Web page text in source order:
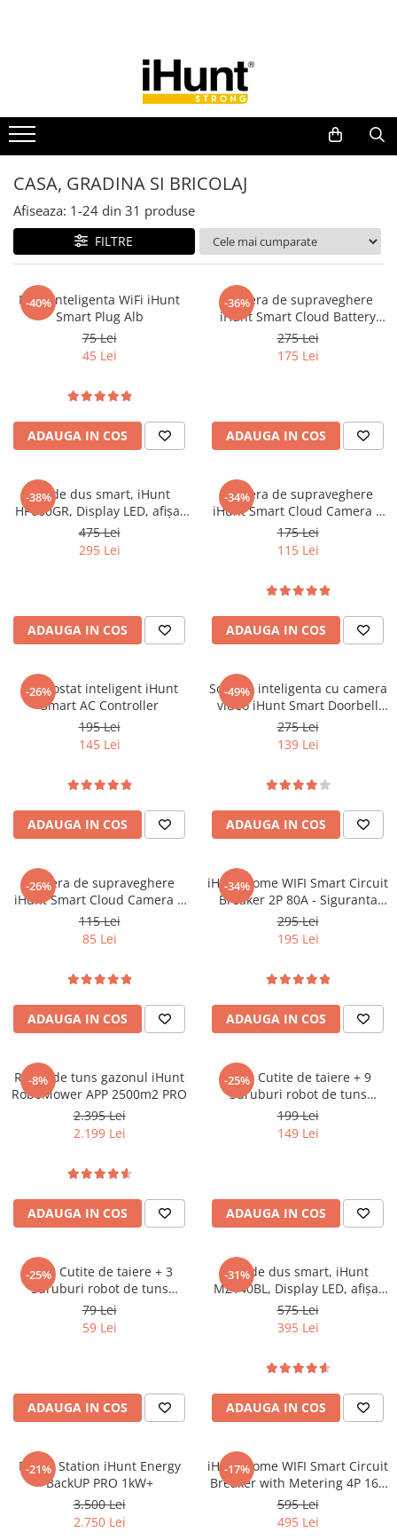
TELEFOANE & TABLETE IHUNT
Telefoane iHunt
Smartphone
Telefoane Butoane
Boxe Portabile
Casti Audio
Accesorii telefoane
Huse protectie
Smartwatch
Accesorii smartwatch
Aparate de Gătit
Oală sub Presiune
Slow Cooker
Gătit cu Aburi
Storcător
Deshidratoare
Friteuze Aer Cald / Air Fryer
Mașini de Spălat Vase
Roboți Curătenie
Roboți Geamuri
Roboți Gradină
Roboți Piscină
Uscătoare
Uscătoare Haine
Lăzi Frigorifice
INGRIJIRE PERSONALA
Uscătoare de Păr
Plăci de Îndreptat Părul
SPA
CASA, GRADINA SI BRICOLAJ
Sigurante inteligente
Climatizare
Purificatoare
Power Station
Utilaje gradina
Litiere Automate
ALTI PRODUCATORI
Telefoane Mobile Ulefone
Tablete Ulefone
Casti Audio Ulefone
Huse protectie Ulefone
CASA, GRADINA SI BRICOLAJ
Afiseaza: 1-24 din 31 produse
FILTRE
-40%
Priza inteligenta WiFi iHunt
Smart Plug Alb
75 Lei
45 Lei
ADAUGA IN COS
-36%
Camera de supraveghere
iHunt Smart Cloud Battery
Camera 9 PRO
275 Lei
175 Lei
ADAUGA IN COS
-38%
Set de dus smart, iHunt
HP060GR, Display LED, afișaj
digital, 4 moduri de curgere,
ajustabil
475 Lei
295 Lei
ADAUGA IN COS
-34%
Camera de supraveghere
iHunt Smart Cloud Camera 6
PTZ PRO
175 Lei
115 Lei
ADAUGA IN COS
-26%
Termostat inteligent iHunt
Smart AC Controller
195 Lei
145 Lei
ADAUGA IN COS
-49%
Sonerie inteligenta cu camera
video iHunt Smart Doorbell
WIFI Alb
275 Lei
139 Lei
ADAUGA IN COS
-26%
Camera de supraveghere
iHunt Smart Cloud Camera 3
PRO
115 Lei
85 Lei
ADAUGA IN COS
-34%
iHunt Home WIFI Smart Circuit
Breaker 2P 80A - Siguranta
automata inteligenta
295 Lei
195 Lei
ADAUGA IN COS
-8%
Robot de tuns gazonul iHunt
RoboMower APP 2500m2 PRO
2.395 Lei
2.199 Lei
ADAUGA IN COS
-25%
Set 9 Cutite de taiere + 9
Suruburi robot de tuns
gazonul iHunt RoboMower
APP 2500 m2 PRO
199 Lei
149 Lei
ADAUGA IN COS
-25%
Set 3 Cutite de taiere + 3
Suruburi robot de tuns
gazonul iHunt RoboMower
APP 2500 m2 PRO
79 Lei
59 Lei
ADAUGA IN COS
-31%
Set de dus smart, iHunt
MZ140BL, Display LED, afișaj
digital, 4 moduri de curgere,
ajustabil
575 Lei
395 Lei
ADAUGA IN COS
-21%
Power Station iHunt Energy
BackUP PRO 1kW+
3.500 Lei
2.750 Lei
-17%
iHunt Home WIFI Smart Circuit
Breaker with Metering 4P 16A
- Siguranta automata
inteligenta cu contorizare
595 Lei
495 Lei